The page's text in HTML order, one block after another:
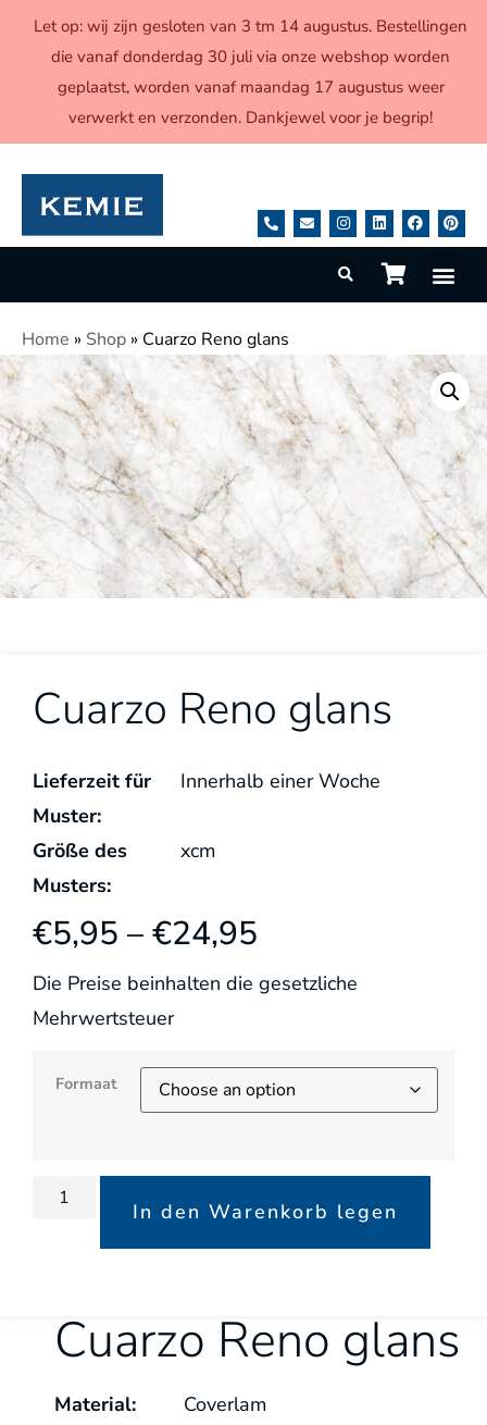
Home » Shop » Cuarzo Reno glans
Cuarzo Reno glans
Lieferzeit für
Muster:
Innerhalb einer Woche
Größe des
Musters:
xcm
€5,95 –€24,95
Die Preise beinhalten die gesetzliche
Mehrwertsteuer
Formaat
In den Warenkorb legen
Cuarzo Reno glans
Material:
Coverlam
Let op: wij zijn gesloten van 3 tm 14 augustus. Bestellingen
die vanaf donderdag 30 juli via onze webshop worden
geplaatst, worden vanaf maandag 17 augustus weer
verwerkt en verzonden. Dankjewel voor je begrip!